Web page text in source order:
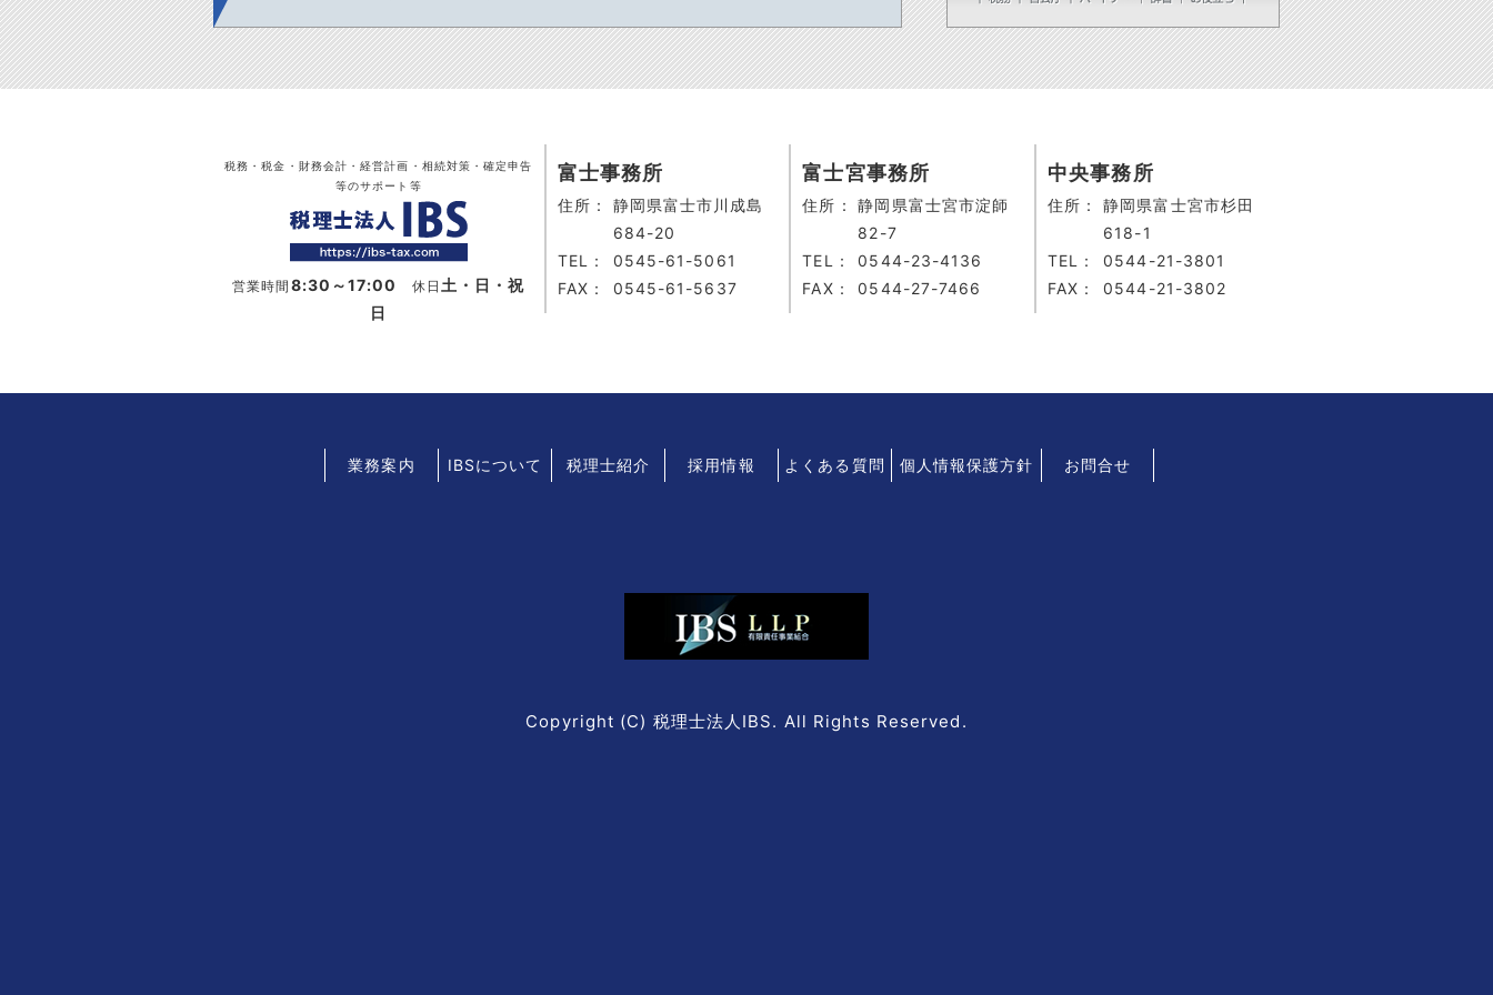
税務・税金・財務会計・経営計画・相続対策・確定申告
等のサポート等
営業時間 8:30～17:00 休日 土・日・祝
日
富士事務所
住所：
静岡県富士市川成島
684-20
TEL：
0545-61-5061
FAX：
0545-61-5637
富士宮事務所
住所：
静岡県富士宮市淀師
82-7
TEL：
0544-23-4136
FAX：
0544-27-7466
中央事務所
住所：
静岡県富士宮市杉田
618-1
TEL：
0544-21-3801
FAX：
0544-21-3802
業務案内 IBSについて 税理士紹介 採用情報 よくある質問 個人情報保護方針 お問合せ
Copyright (C) 税理士法人IBS. All Rights Reserved.